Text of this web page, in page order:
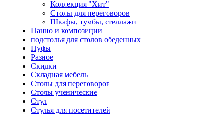
Коллекция "Хит"
Столы для переговоров
Шкафы, тумбы, стеллажи
Панно и композиции
подстолья для столов обеденных
Пуфы
Разное
Скидки
Складная мебель
Столы для переговоров
Столы ученические
Стул
Стулья для посетителей